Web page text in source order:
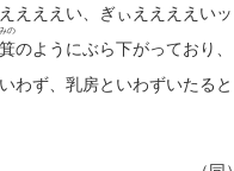
えええい、ぎぃええええいッ
の
のようにぶら下がっており、
わず、乳房といわずいたると